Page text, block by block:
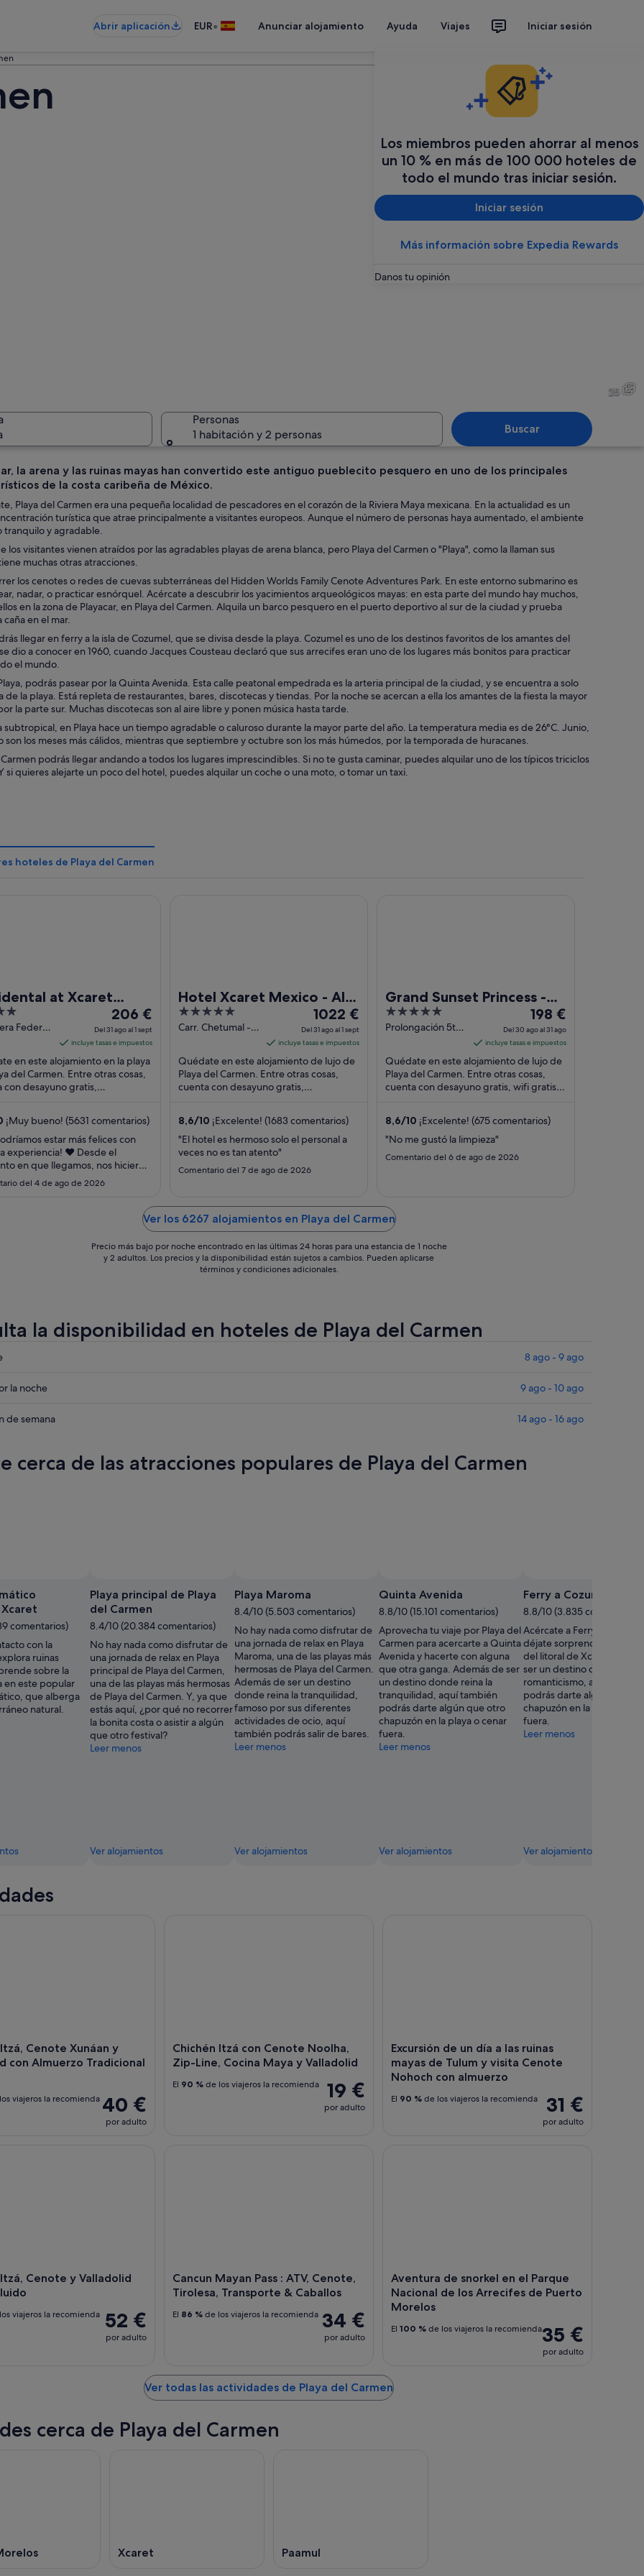
Abrir aplicación EUR• Anunciar alojamiento Ayuda Viajes Iniciar sesión
Los miembros pueden ahorrar al menos
un 10 % en más de 100 000 hoteles de
todo el mundo tras iniciar sesión.
Iniciar sesión
Más información sobre Expedia Rewards
Danos tu opinión
un hotel y palmeras.
25
Personas
1 habitación y 2 personas
Buscar
la arena y las ruinas mayas han convertido este antiguo pueblecito pesquero en uno de los principales
de la costa caribeña de México.
Playa del Carmen era una pequeña localidad de pescadores en el corazón de la Riviera Maya mexicana. En la actualidad es un
turística que atrae principalmente a visitantes europeos. Aunque el número de personas haya aumentado, el ambiente
tranquilo y agradable.
los visitantes vienen atraídos por las agradables playas de arena blanca, pero Playa del Carmen o "Playa", como la llaman sus
muchas otras atracciones.
los cenotes o redes de cuevas subterráneas del Hidden Worlds Family Cenote Adventures Park. En este entorno submarino es
nadar, o practicar esnórquel. Acércate a descubrir los yacimientos arqueológicos mayas: en esta parte del mundo hay muchos,
en la zona de Playacar, en Playa del Carmen. Alquila un barco pesquero en el puerto deportivo al sur de la ciudad y prueba
en el mar.
llegar en ferry a la isla de Cozumel, que se divisa desde la playa. Cozumel es uno de los destinos favoritos de los amantes del
dio a conocer en 1960, cuando Jacques Cousteau declaró que sus arrecifes eran uno de los lugares más bonitos para practicar
el mundo.
podrás pasear por la Quinta Avenida. Esta calle peatonal empedrada es la arteria principal de la ciudad, y se encuentra a solo
de la playa. Está repleta de restaurantes, bares, discotecas y tiendas. Por la noche se acercan a ella los amantes de la fiesta la mayor
la parte sur. Muchas discotecas son al aire libre y ponen música hasta tarde.
subtropical, en Playa hace un tiempo agradable o caluroso durante la mayor parte del año. La temperatura media es de 26°C. Junio,
son los meses más cálidos, mientras que septiembre y octubre son los más húmedos, por la temporada de huracanes.
Carmen podrás llegar andando a todos los lugares imprescindibles. Si no te gusta caminar, puedes alquilar uno de los típicos triciclos
si quieres alejarte un poco del hotel, puedes alquilar un coche o una moto, o tomar un taxi.
hoteles de Playa del Carmen
at Xcaret
- All Inclusive
Federal
El
precio
es
de
206 €
del
ago
al
206 €
Del 31 ago al 1 sept
incluye tasas e impuestos
en este alojamiento en la playa
del Carmen. Entre otras cosas,
con desayuno gratis,
¡Muy bueno! (5631 comentarios)
estar más felices con
experiencia! ❤️ Desde el
en que llegamos, nos hicieron
bienvenidos y el
fue excepcional durante toda
son hermosas, están muy
del 4 de ago de 2026
Hotel Xcaret Mexico - All
Parks / All Fun Inclusive -
All inclusive
5
out
5
Carr. Chetumal -
Carmen QROO
El
precio
es
de
1022 €
del
1022 €
Del 31 ago al 1 sept
incluye tasas e impuestos
Quédate en este alojamiento de lujo de
Playa del Carmen. Entre otras cosas,
cuenta con desayuno gratis,
8,6/10 ¡Excelente! (1683 comentarios)
"El hotel es hermoso solo el personal a
veces no es tan atento"
Comentario del 7 de ago de 2026
Grand Sunset Princess -
All Inclusive
5
out
5
Prolongación 5ta
del Carmen
QROO
El
precio
es
de
198 €
por
del
198 €
Del 30 ago al 31 ago
incluye tasas e impuestos
Quédate en este alojamiento de lujo de
Playa del Carmen. Entre otras cosas,
cuenta con desayuno gratis, wifi gratis y
8,6/10 ¡Excelente! (675 comentarios)
"No me gustó la limpieza"
Comentario del 6 de ago de 2026
Ver los 6267 alojamientos en Playa del Carmen
Precio más bajo por noche encontrado en las últimas 24 horas para una estancia de 1 noche
y 2 adultos. Los precios y la disponibilidad están sujetos a cambios. Pueden aplicarse
términos y condiciones adicionales.
la disponibilidad en hoteles de Playa del Carmen
8 ago - 9 ago
la noche 9 ago - 10 ago
de semana 14 ago - 16 ago
cerca de las atracciones populares de Playa del Carmen
gratuita
de
Experiencias
Xcaret
comentarios)
con la
ruinas
sobre la
en este popular
que alberga
natural.
Playa principal de Playa
del Carmen
8.4/10 (20.384 comentarios)
No hay nada como disfrutar de
una jornada de relax en Playa
principal de Playa del Carmen,
una de las playas más hermosas
de Playa del Carmen. Y, ya que
estás aquí, ¿por qué no recorrer
la bonita costa o asistir a algún
que otro festival?
Leer menos
Ver alojamientos
Playa Maroma
8.4/10 (5.503 comentarios)
No hay nada como disfrutar de
una jornada de relax en Playa
Maroma, una de las playas más
hermosas de Playa del Carmen.
Además de ser un destino
donde reina la tranquilidad,
famoso por sus diferentes
actividades de ocio, aquí
también podrás salir de bares.
Leer menos
Ver alojamientos
gratuita
de
Leonardo
Barp
Quinta Avenida
8.8/10 (15.101 comentarios)
Aprovecha tu viaje por Playa del
Carmen para acercarte a Quinta
Avenida y hacerte con alguna
que otra ganga. Además de ser
un destino donde reina la
tranquilidad, aquí también
podrás darte algún que otro
chapuzón en la playa o cenar
fuera.
Leer menos
Ver alojamientos
Ferry a Cozumel
8.8/10 (3.835 comentarios)
Acércate a Ferry a
déjate sorprender por la
del litoral de Xcaret.
ser un destino donde
romanticismo, aquí
podrás darte algún que
chapuzón en la playa o
fuera.
Leer menos
Ver alojamientos
Cenote Xunáan y
con Almuerzo Tradicional
40 €
por adulto
viajeros la recomienda
Chichén Itzá con Cenote Noolha,
Zip-Line, Cocina Maya y Valladolid
19 €
por adulto
El 90 % de los viajeros la recomienda
Excursión de un día a las ruinas
mayas de Tulum y visita Cenote
Nohoch con almuerzo
31 €
por adulto
El 90 % de los viajeros la recomienda
Cenote y Valladolid
52 €
por adulto
viajeros la recomienda
Cancun Mayan Pass : ATV, Cenote,
Tirolesa, Transporte & Caballos
34 €
por adulto
El 86 % de los viajeros la recomienda
Aventura de snorkel en el Parque
Nacional de los Arrecifes de Puerto
Morelos
35 €
por adulto
El 100 % de los viajeros la recomienda
Ver todas las actividades de Playa del Carmen
cerca de Playa del Carmen
Xcaret Paamul